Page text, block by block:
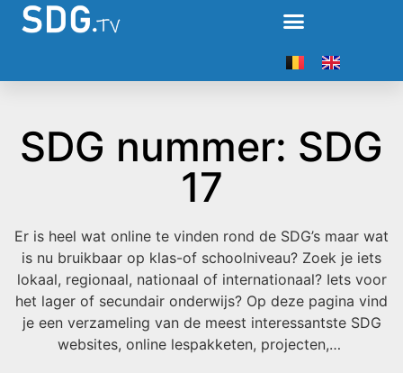
SDG nummer: SDG
17
Er is heel wat online te vinden rond de SDG’s maar wat
is nu bruikbaar op klas-of schoolniveau? Zoek je iets
lokaal, regionaal, nationaal of internationaal? Iets voor
het lager of secundair onderwijs? Op deze pagina vind
je een verzameling van de meest interessantste SDG
websites, online lespakketen, projecten,…